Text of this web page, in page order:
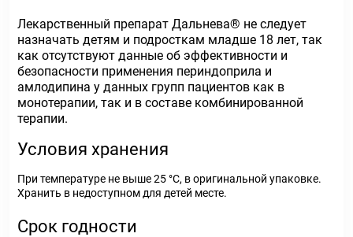
Лекарственный препарат Дальнева® не следует
назначать детям и подросткам младше 18 лет, так
как отсутствуют данные об эффективности и
безопасности применения периндоприла и
амлодипина у данных групп пациентов как в
монотерапии, так и в составе комбинированной
терапии.
Условия хранения
При температуре не выше 25 °C, в оригинальной упаковке.
Хранить в недоступном для детей месте.
Срок годности